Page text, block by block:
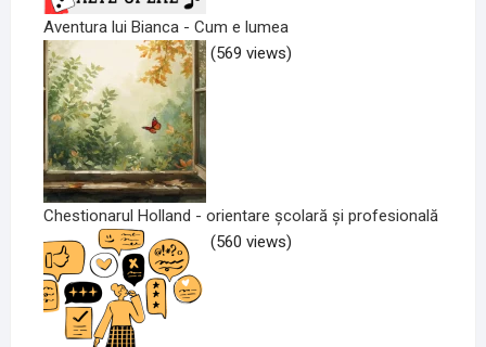
Aventura lui Bianca - Cum e lumea
(569 views)
Chestionarul Holland - orientare școlară și profesională
(560 views)